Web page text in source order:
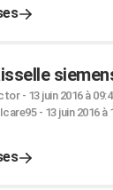
- 13 juin 2016 à
Icare95- 13 juin 2016 à